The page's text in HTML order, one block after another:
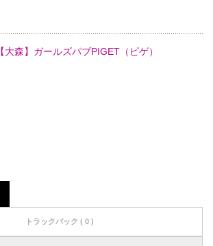
【大森】ガールズパブPIGET（ピゲ）
トラックバック ( 0 )